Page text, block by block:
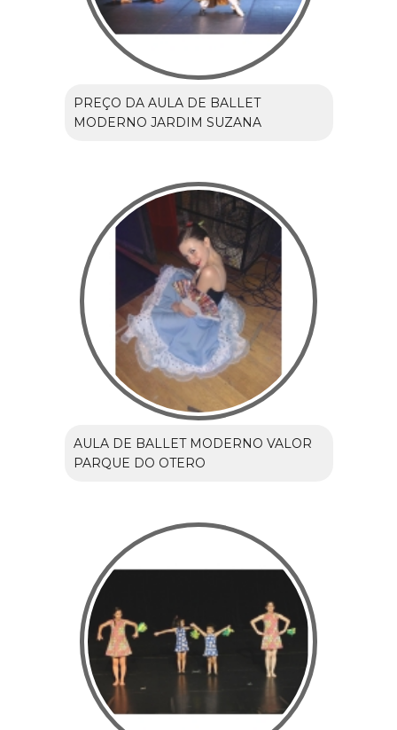
PREÇO DA AULA DE BALLET
MODERNO JARDIM SUZANA
AULA DE BALLET MODERNO VALOR
PARQUE DO OTERO